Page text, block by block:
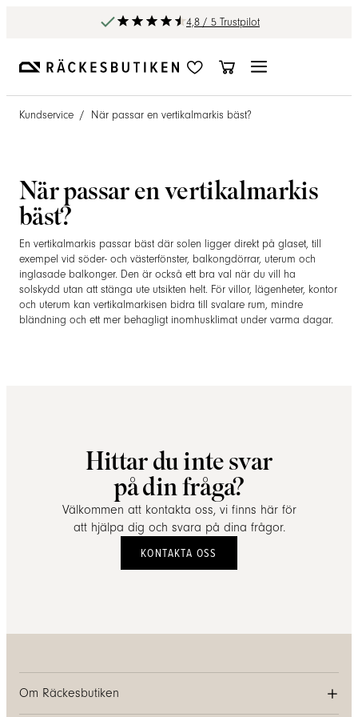
4,8 / 5 Trustpilot
Kundservice / När passar en vertikalmarkis bäst?
När passar en vertikalmarkis
bäst?
En vertikalmarkis passar bäst där solen ligger direkt på glaset, till
exempel vid söder- och västerfönster, balkongdörrar, uterum och
inglasade balkonger. Den är också ett bra val när du vill ha
solskydd utan att stänga ute utsikten helt. För villor, lägenheter, kontor
och uterum kan vertikalmarkisen bidra till svalare rum, mindre
bländning och ett mer behagligt inomhusklimat under varma dagar.
Hittar du inte svar
på din fråga?
Välkommen att kontakta oss, vi finns här för
att hjälpa dig och svara på dina frågor.
KONTAKTA OSS
Om Räckesbutiken